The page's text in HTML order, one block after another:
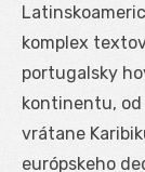
komplex
portugalsky
kontinentu, od
vrátane
európskeho